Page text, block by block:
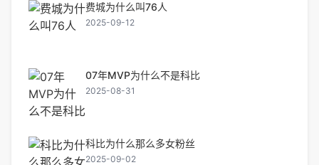
费城为什么叫76人
2025-09-12
07年MVP为什么不是科比
2025-08-31
科比为什么那么多女粉丝
2025-09-02